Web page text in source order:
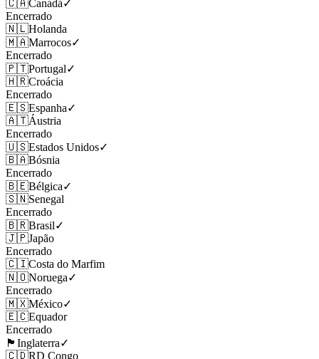
🇨🇦Canadá✓
Encerrado
🇳🇱Holanda
🇲🇦Marrocos✓
Encerrado
🇵🇹Portugal✓
🇭🇷Croácia
Encerrado
🇪🇸Espanha✓
🇦🇹Áustria
Encerrado
🇺🇸Estados Unidos✓
🇧🇦Bósnia
Encerrado
🇧🇪Bélgica✓
🇸🇳Senegal
Encerrado
🇧🇷Brasil✓
🇯🇵Japão
Encerrado
🇨🇮Costa do Marfim
🇳🇴Noruega✓
Encerrado
🇲🇽México✓
🇪🇨Equador
Encerrado
🏴󠁧󠁢󠁥󠁮󠁧󠁿 Inglaterra✓
🇨🇩RD Congo